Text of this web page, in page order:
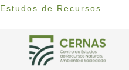
de Recursos